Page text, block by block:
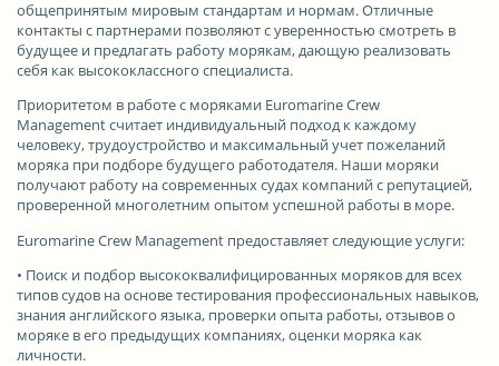
общепринятым мировым стандартам и нормам. Отличные
контакты с партнерами позволяют с уверенностью смотреть в
будущее и предлагать работу морякам, дающую реализовать
себя как высококлассного специалиста.
Приоритетом в работе с моряками Euromarine Crew
Management считает индивидуальный подход к каждому
человеку, трудоустройство и максимальный учет пожеланий
моряка при подборе будущего работодателя. Наши моряки
получают работу на современных судах компаний с репутацией,
проверенной многолетним опытом успешной работы в море.
Euromarine Crew Management предоставляет следующие услуги:
• Поиск и подбор высококвалифицированных моряков для всех
типов судов на основе тестирования профессиональных навыков,
знания английского языка, проверки опыта работы, отзывов о
моряке в его предыдущих компаниях, оценки моряка как
личности.